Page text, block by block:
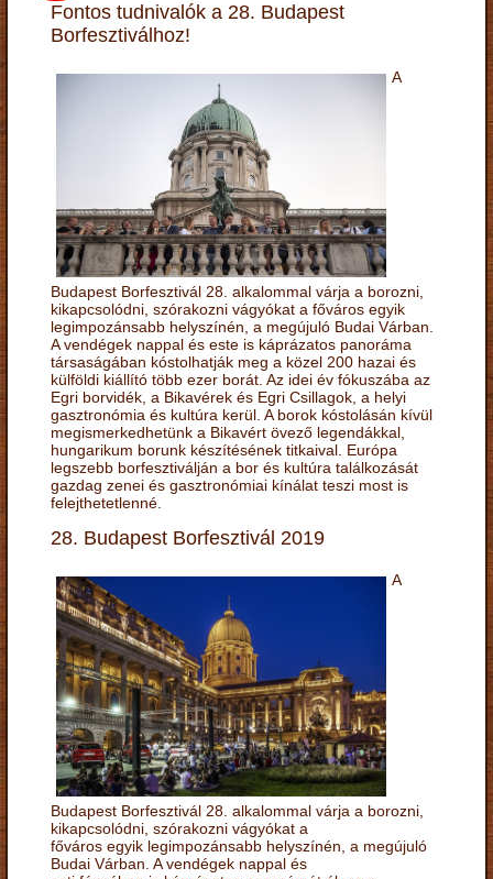
Fontos tudnivalók a 28. Budapest
Borfesztiválhoz!
A
Budapest Borfesztivál 28. alkalommal várja a borozni,
kikapcsolódni, szórakozni vágyókat a főváros egyik
legimpozánsabb helyszínén, a megújuló Budai Várban.
A vendégek nappal és este is káprázatos panoráma
társaságában kóstolhatják meg a közel 200 hazai és
külföldi kiállító több ezer borát. Az idei év fókuszába az
Egri borvidék, a Bikavérek és Egri Csillagok, a helyi
gasztronómia és kultúra kerül. A borok kóstolásán kívül
megismerkedhetünk a Bikavért övező legendákkal,
hungarikum borunk készítésének titkaival. Európa
legszebb borfesztiválján a bor és kultúra találkozását
gazdag zenei és gasztronómiai kínálat teszi most is
felejthetetlenné.
28. Budapest Borfesztivál 2019
A
Budapest Borfesztivál 28. alkalommal várja a borozni,
kikapcsolódni, szórakozni vágyókat a
főváros egyik legimpozánsabb helyszínén, a megújuló
Budai Várban. A vendégek nappal és